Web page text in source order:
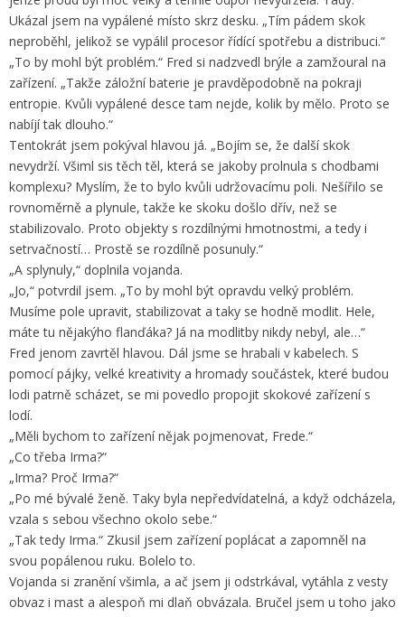
Ukázal jsem na vypálené místo skrz desku. „Tím pádem skok
neproběhl, jelikož se vypálil procesor řídící spotřebu a distribuci.“
„To by mohl být problém.“ Fred si nadzvedl brýle a zamžoural na
zařízení. „Takže záložní baterie je pravděpodobně na pokraji
entropie. Kvůli vypálené desce tam nejde, kolik by mělo. Proto se
nabíjí tak dlouho.“
Tentokrát jsem pokýval hlavou já. „Bojím se, že další skok
nevydrží. Všiml sis těch těl, která se jakoby prolnula s chodbami
komplexu? Myslím, že to bylo kvůli udržovacímu poli. Nešířilo se
rovnoměrně a plynule, takže ke skoku došlo dřív, než se
stabilizovalo. Proto objekty s rozdílnými hmotnostmi, a tedy i
setrvačností… Prostě se rozdílně posunuly.“
„A splynuly,“ doplnila vojanda.
„Jo,“ potvrdil jsem. „To by mohl být opravdu velký problém.
Musíme pole upravit, stabilizovat a taky se hodně modlit. Hele,
máte tu nějakýho flanďáka? Já na modlitby nikdy nebyl, ale…“
Fred jenom zavrtěl hlavou. Dál jsme se hrabali v kabelech. S
pomocí pájky, velké kreativity a hromady součástek, které budou
lodi patrně scházet, se mi povedlo propojit skokové zařízení s
lodí.
„Měli bychom to zařízení nějak pojmenovat, Frede.“
„Co třeba Irma?“
„Irma? Proč Irma?“
„Po mé bývalé ženě. Taky byla nepředvídatelná, a když odcházela,
vzala s sebou všechno okolo sebe.“
„Tak tedy Irma.“ Zkusil jsem zařízení poplácat a zapomněl na
svou popálenou ruku. Bolelo to.
Vojanda si zranění všimla, a ač jsem ji odstrkával, vytáhla z vesty
obvaz i mast a alespoň mi dlaň obvázala. Bručel jsem u toho jako